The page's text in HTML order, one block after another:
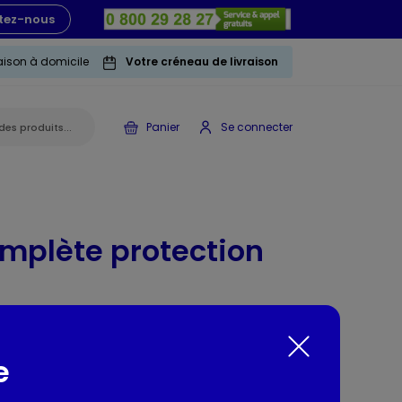
nous
à domicile Votre créneau de livraison
Panier Se connecter
protection